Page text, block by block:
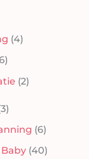
(4)
(2)
(6)
(40)